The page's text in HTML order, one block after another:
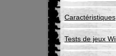
Caractéristiques
Tests de jeux